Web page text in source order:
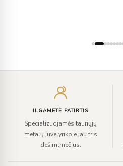
ILGAMETĖ PATIRTIS
Specializuojamės tauriųjų
metalų juvelyrikoje jau tris
dešimtmečius.